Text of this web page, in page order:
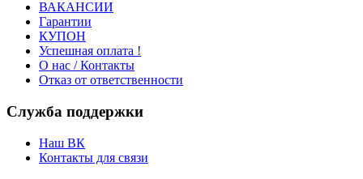
ВАКАНСИИ
Гарантии
КУПОН
Успешная оплата !
О нас / Контакты
Отказ от ответственности
Служба поддержки
Наш ВК
Контакты для связи